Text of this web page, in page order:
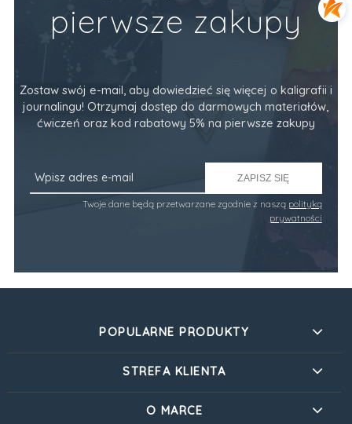
pierwsze zakupy
Zostaw swój e-mail, aby dowiedzieć się więcej o kaligrafii i
journalingu! Otrzymaj dostęp do darmowych materiałów,
ćwiczeń oraz kod rabatowy 5% na pierwsze zakupy
ZAPISZ SIĘ
Twoje dane będą przetwarzane zgodnie z naszą polityką
prywatności
POPULARNE PRODUKTY
STREFA KLIENTA
O MARCE